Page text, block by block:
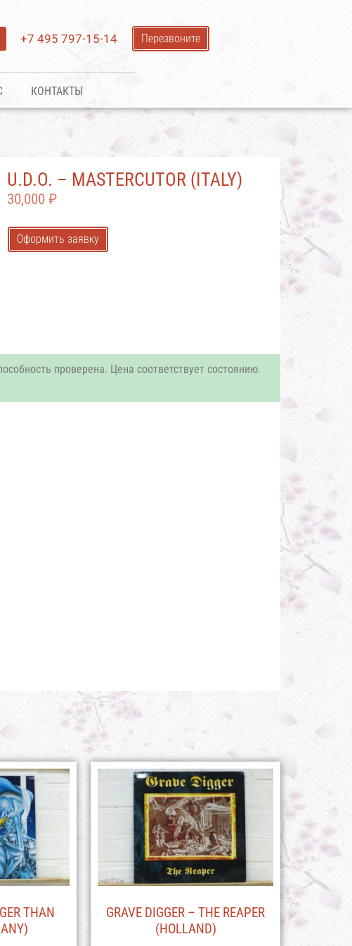
+7 495 797-15-14 Перезвоните
КОНТАКТЫ
U.D.O. – MASTERCUTOR (ITALY)
30,000 ₽
Оформить заявку
проверена. Цена соответствует состоянию.
THAN
GRAVE DIGGER – THE REAPER
(HOLLAND)